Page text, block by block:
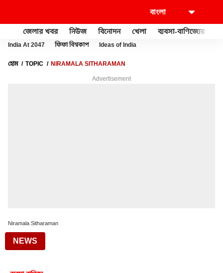
জেলার খবর নিউজ বিনোদন খেলা ব্যবসা-বাণিজ্যের
India At 2047 ফিফা বিশ্বকাপ Ideas of India
হোম TOPIC NIRAMALA SITHARAMAN
Advertisement
Niramala Sitharaman
NEWS